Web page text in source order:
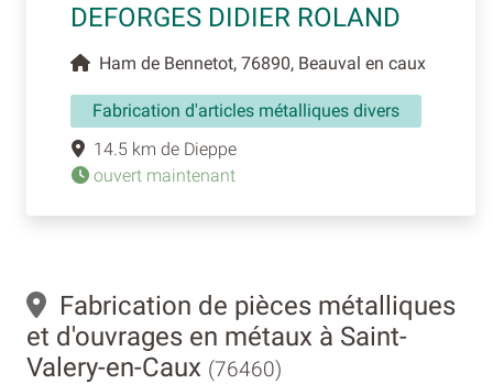
DEFORGES DIDIER ROLAND
Ham de Bennetot, 76890, Beauval en caux
Fabrication d'articles métalliques divers
14.5 km de Dieppe
ouvert maintenant
Fabrication de pièces métalliques
et d'ouvrages en métaux à Saint-
Valery-en-Caux (76460)